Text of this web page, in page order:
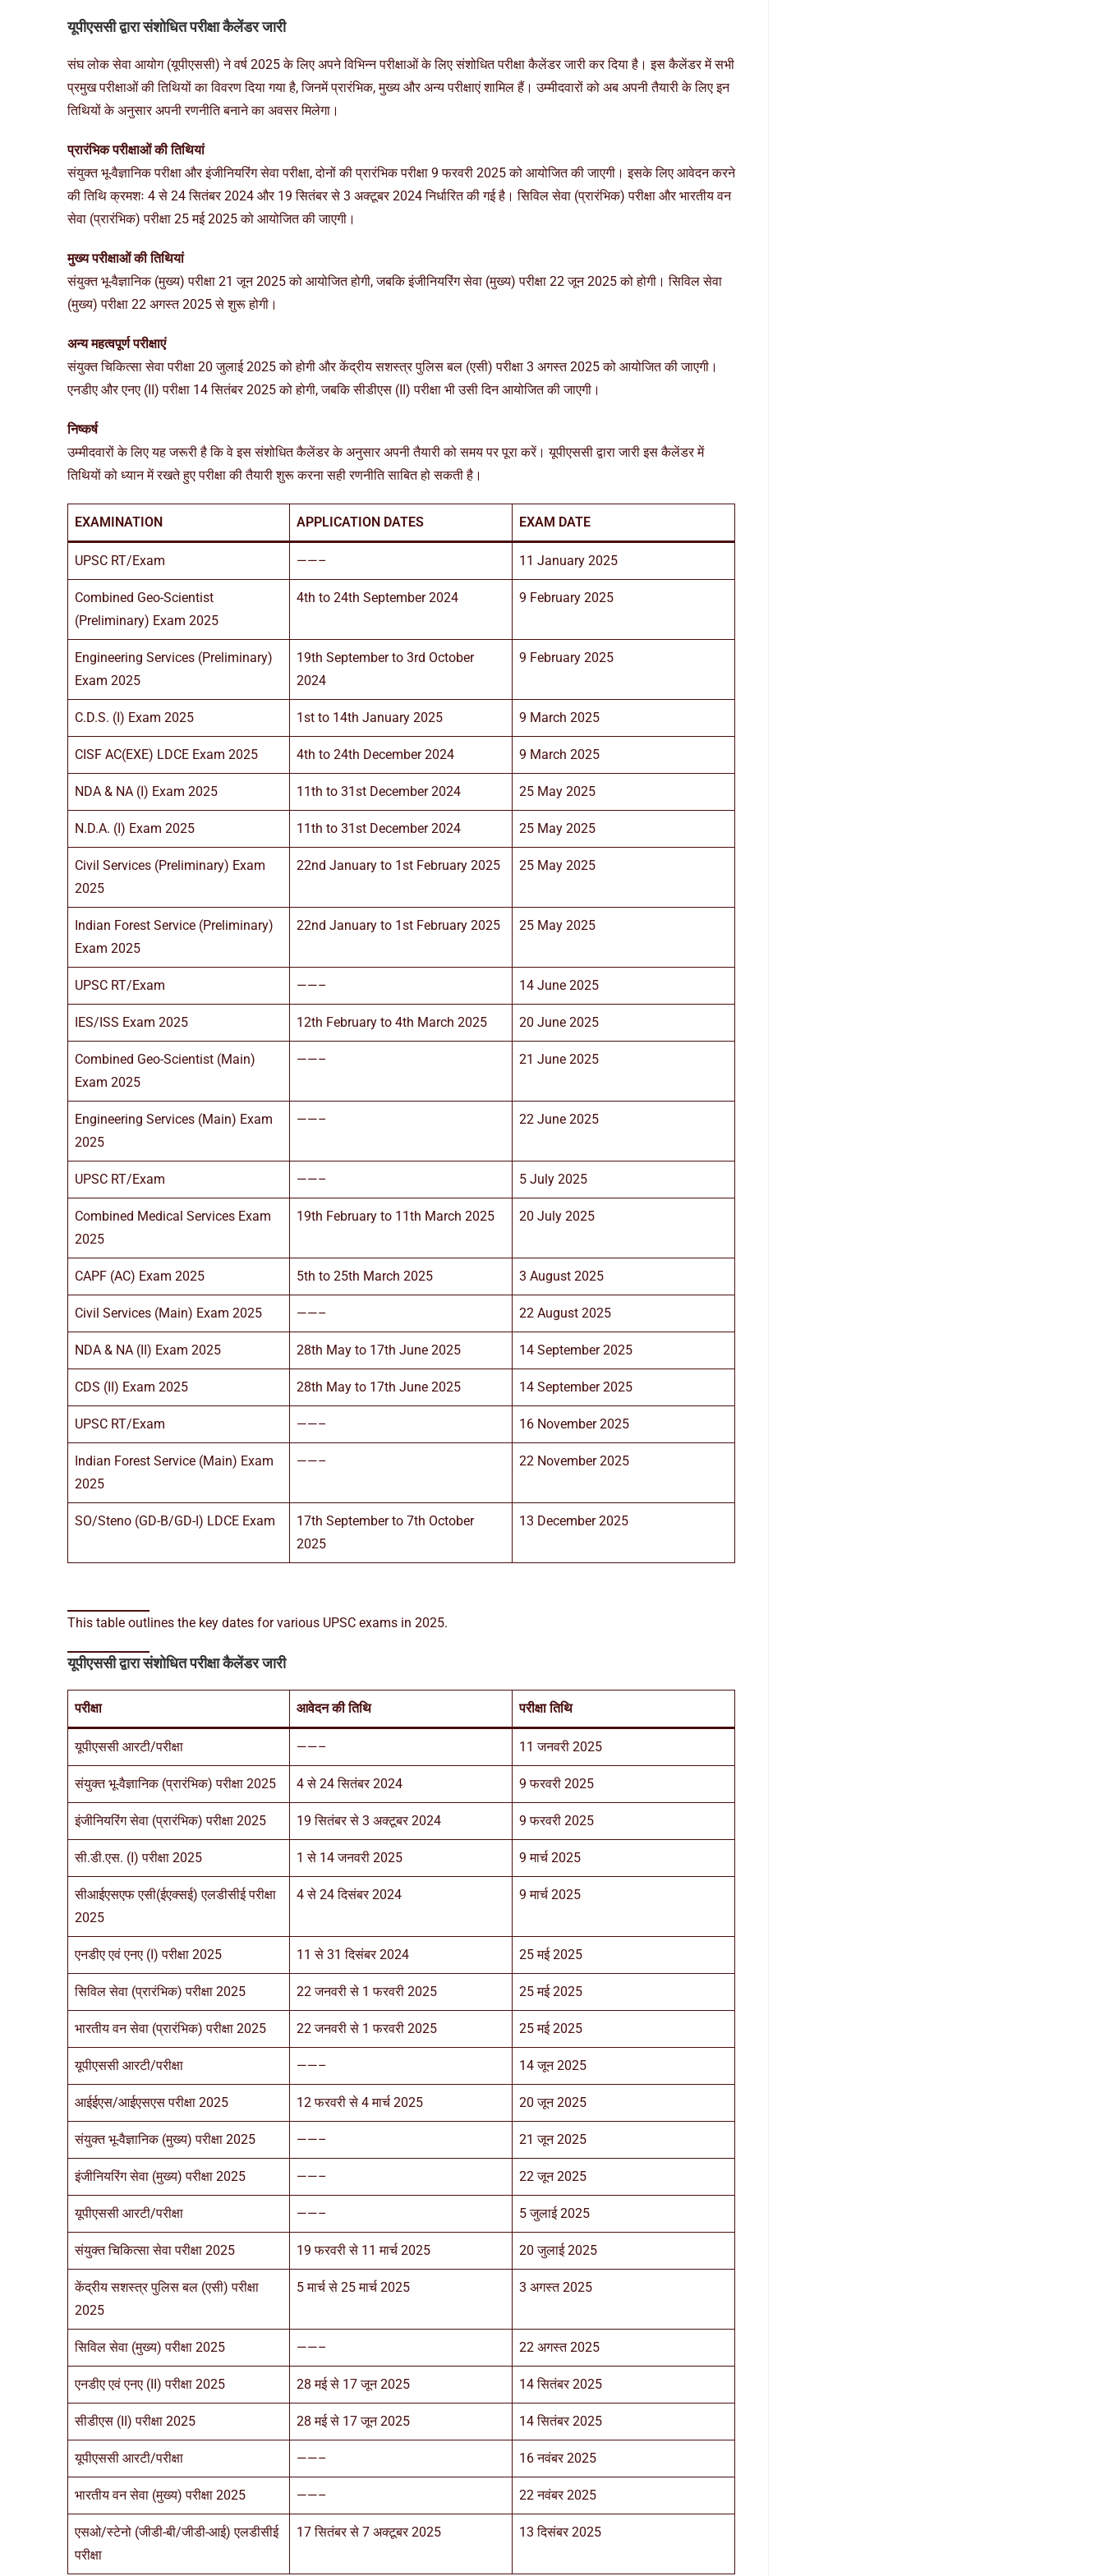
यूपीएससी द्वारा संशोधित परीक्षा कैलेंडर जारी
संघ लोक सेवा आयोग (यूपीएससी) ने वर्ष 2025 के लिए अपने विभिन्न परीक्षाओं के लिए संशोधित परीक्षा कैलेंडर जारी कर दिया है। इस कैलेंडर में सभी
प्रमुख परीक्षाओं की तिथियों का विवरण दिया गया है, जिनमें प्रारंभिक, मुख्य और अन्य परीक्षाएं शामिल हैं। उम्मीदवारों को अब अपनी तैयारी के लिए इन
तिथियों के अनुसार अपनी रणनीति बनाने का अवसर मिलेगा।
प्रारंभिक परीक्षाओं की तिथियां
संयुक्त भू-वैज्ञानिक परीक्षा और इंजीनियरिंग सेवा परीक्षा, दोनों की प्रारंभिक परीक्षा 9 फरवरी 2025 को आयोजित की जाएगी। इसके लिए आवेदन करने
की तिथि क्रमशः 4 से 24 सितंबर 2024 और 19 सितंबर से 3 अक्टूबर 2024 निर्धारित की गई है। सिविल सेवा (प्रारंभिक) परीक्षा और भारतीय वन
सेवा (प्रारंभिक) परीक्षा 25 मई 2025 को आयोजित की जाएगी।
मुख्य परीक्षाओं की तिथियां
संयुक्त भू-वैज्ञानिक (मुख्य) परीक्षा 21 जून 2025 को आयोजित होगी, जबकि इंजीनियरिंग सेवा (मुख्य) परीक्षा 22 जून 2025 को होगी। सिविल सेवा
(मुख्य) परीक्षा 22 अगस्त 2025 से शुरू होगी।
अन्य महत्वपूर्ण परीक्षाएं
संयुक्त चिकित्सा सेवा परीक्षा 20 जुलाई 2025 को होगी और केंद्रीय सशस्त्र पुलिस बल (एसी) परीक्षा 3 अगस्त 2025 को आयोजित की जाएगी।
एनडीए और एनए (II) परीक्षा 14 सितंबर 2025 को होगी, जबकि सीडीएस (II) परीक्षा भी उसी दिन आयोजित की जाएगी।
निष्कर्ष
उम्मीदवारों के लिए यह जरूरी है कि वे इस संशोधित कैलेंडर के अनुसार अपनी तैयारी को समय पर पूरा करें। यूपीएससी द्वारा जारी इस कैलेंडर में
तिथियों को ध्यान में रखते हुए परीक्षा की तैयारी शुरू करना सही रणनीति साबित हो सकती है।
EXAMINATION APPLICATION DATES EXAM DATE
UPSC RT/Exam ——– 11 January 2025
Combined Geo-Scientist
(Preliminary) Exam 2025
4th to 24th September 2024 9 February 2025
Engineering Services (Preliminary)
Exam 2025
19th September to 3rd October
2024
9 February 2025
C.D.S. (I) Exam 2025 1st to 14th January 2025 9 March 2025
CISF AC(EXE) LDCE Exam 2025 4th to 24th December 2024 9 March 2025
NDA & NA (I) Exam 2025 11th to 31st December 2024 25 May 2025
N.D.A. (I) Exam 2025 11th to 31st December 2024 25 May 2025
Civil Services (Preliminary) Exam
2025
22nd January to 1st February 2025 25 May 2025
Indian Forest Service (Preliminary)
Exam 2025
22nd January to 1st February 2025 25 May 2025
UPSC RT/Exam ——– 14 June 2025
IES/ISS Exam 2025 12th February to 4th March 2025 20 June 2025
Combined Geo-Scientist (Main)
Exam 2025
——– 21 June 2025
Engineering Services (Main) Exam
2025
——– 22 June 2025
UPSC RT/Exam ——– 5 July 2025
Combined Medical Services Exam
2025
19th February to 11th March 2025 20 July 2025
CAPF (AC) Exam 2025 5th to 25th March 2025 3 August 2025
Civil Services (Main) Exam 2025 ——– 22 August 2025
NDA & NA (II) Exam 2025 28th May to 17th June 2025 14 September 2025
CDS (II) Exam 2025 28th May to 17th June 2025 14 September 2025
UPSC RT/Exam ——– 16 November 2025
Indian Forest Service (Main) Exam
2025
——– 22 November 2025
SO/Steno (GD-B/GD-I) LDCE Exam
17th September to 7th October
2025
13 December 2025
This table outlines the key dates for various UPSC exams in 2025.
यूपीएससी द्वारा संशोधित परीक्षा कैलेंडर जारी
परीक्षा आवेदन की तिथि परीक्षा तिथि
यूपीएससी आरटी/परीक्षा ——– 11 जनवरी 2025
संयुक्त भू-वैज्ञानिक (प्रारंभिक) परीक्षा 2025 4 से 24 सितंबर 2024 9 फरवरी 2025
इंजीनियरिंग सेवा (प्रारंभिक) परीक्षा 2025 19 सितंबर से 3 अक्टूबर 2024 9 फरवरी 2025
सी.डी.एस. (I) परीक्षा 2025 1 से 14 जनवरी 2025 9 मार्च 2025
सीआईएसएफ एसी(ईएक्सई) एलडीसीई परीक्षा
2025
4 से 24 दिसंबर 2024 9 मार्च 2025
एनडीए एवं एनए (I) परीक्षा 2025 11 से 31 दिसंबर 2024 25 मई 2025
सिविल सेवा (प्रारंभिक) परीक्षा 2025 22 जनवरी से 1 फरवरी 2025 25 मई 2025
भारतीय वन सेवा (प्रारंभिक) परीक्षा 2025 22 जनवरी से 1 फरवरी 2025 25 मई 2025
यूपीएससी आरटी/परीक्षा ——– 14 जून 2025
आईईएस/आईएसएस परीक्षा 2025 12 फरवरी से 4 मार्च 2025 20 जून 2025
संयुक्त भू-वैज्ञानिक (मुख्य) परीक्षा 2025 ——– 21 जून 2025
इंजीनियरिंग सेवा (मुख्य) परीक्षा 2025 ——– 22 जून 2025
यूपीएससी आरटी/परीक्षा ——– 5 जुलाई 2025
संयुक्त चिकित्सा सेवा परीक्षा 2025 19 फरवरी से 11 मार्च 2025 20 जुलाई 2025
केंद्रीय सशस्त्र पुलिस बल (एसी) परीक्षा
2025
5 मार्च से 25 मार्च 2025 3 अगस्त 2025
सिविल सेवा (मुख्य) परीक्षा 2025 ——– 22 अगस्त 2025
एनडीए एवं एनए (II) परीक्षा 2025 28 मई से 17 जून 2025 14 सितंबर 2025
सीडीएस (II) परीक्षा 2025 28 मई से 17 जून 2025 14 सितंबर 2025
यूपीएससी आरटी/परीक्षा ——– 16 नवंबर 2025
भारतीय वन सेवा (मुख्य) परीक्षा 2025 ——– 22 नवंबर 2025
एसओ/स्टेनो (जीडी-बी/जीडी-आई) एलडीसीई
परीक्षा
17 सितंबर से 7 अक्टूबर 2025 13 दिसंबर 2025